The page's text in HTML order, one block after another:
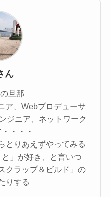
ん
旦那
ア、Webプロデューサ
ジニア、ネットワーク
・・・
とりあえずやってみる
」が好き、と言いつ
クラップ＆ビルド」の
りする